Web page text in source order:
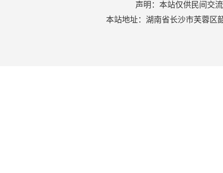
声明：本站仅供民间交
本站地址：湖南省长沙市芙蓉区